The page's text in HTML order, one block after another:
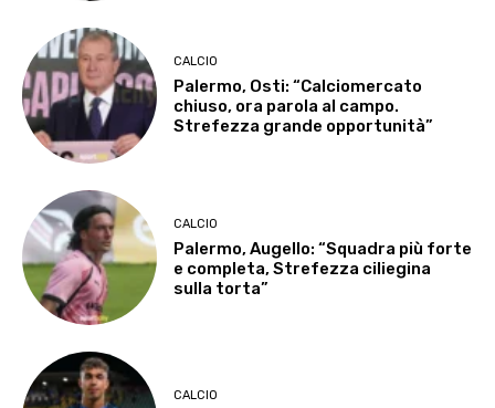
CALCIO
Palermo, Osti: “Calciomercato
chiuso, ora parola al campo.
Strefezza grande opportunità”
CALCIO
Palermo, Augello: “Squadra più forte
e completa, Strefezza ciliegina
sulla torta”
CALCIO